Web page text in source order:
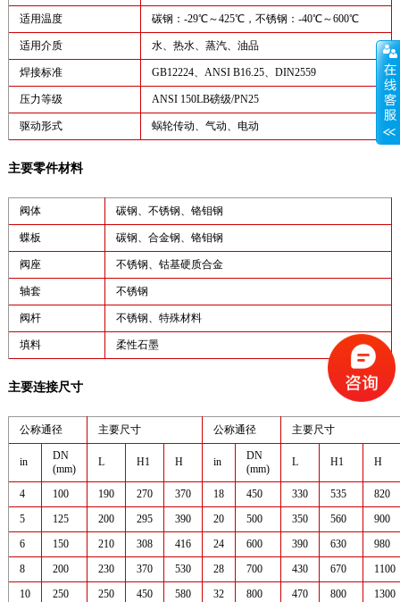
适用温度 碳钢：-29℃～425℃，不锈钢：-40℃～600℃
适用介质 水、热水、蒸汽、油品
焊接标准 GB12224、ANSI B16.25、DIN2559
压力等级 ANSI 150LB磅级/PN25
驱动形式 蜗轮传动、气动、电动
主要零件材料
阀体 碳钢、不锈钢、铬钼钢
蝶板 碳钢、合金钢、铬钼钢
阀座 不锈钢、钴基硬质合金
轴套 不锈钢
阀杆 不锈钢、特殊材料
填料 柔性石墨
主要连接尺寸
公称通径 主要尺寸 公称通径 主要尺寸
in
DN
(mm)
L H1 H in
DN
(mm)
L H1 H
4 100 190 270 370 18 450 330 535
820
5
125 200 295 390 20 500 350 560
900
6
150 210 308 416 24 600 390 630
980
8
200 230 370 530 28 700 430 670
1100
10
250 250 450 580 32 800 470 800
1300